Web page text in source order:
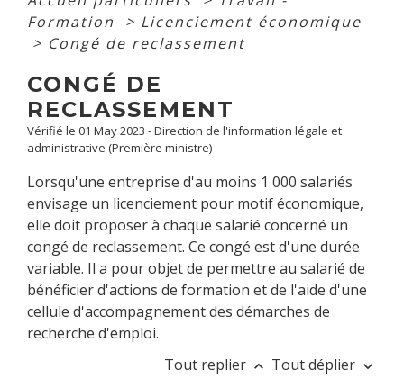
Formation
> Licenciement économique
> Congé de reclassement
CONGÉ DE
RECLASSEMENT
Vérifié le 01 May 2023 - Direction de l'information légale et
administrative (Première ministre)
Lorsqu'une entreprise d'au moins 1 000 salariés
envisage un licenciement pour motif économique,
elle doit proposer à chaque salarié concerné un
congé de reclassement. Ce congé est d'une durée
variable. Il a pour objet de permettre au salarié de
bénéficier d'actions de formation et de l'aide d'une
cellule d'accompagnement des démarches de
recherche d'emploi.
Tout replier keyboard_arrow_up Tout déplier keyboard_arrow_down